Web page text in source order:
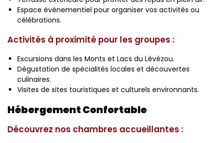
Espace événementiel pour organiser vos activités ou
célébrations.
Activités à proximité pour les groupes :
Excursions dans les Monts et Lacs du Lévézou.
Dégustation de spécialités locales et découvertes
culinaires.
Visites de sites touristiques et culturels environnants.
Hébergement Confortable
Découvrez nos chambres accueillantes :